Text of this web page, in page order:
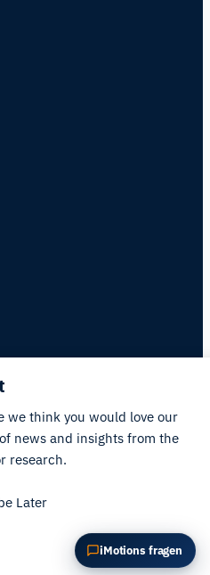
iMotions fragen
we think you would love our
news and insights from the
research.
Later